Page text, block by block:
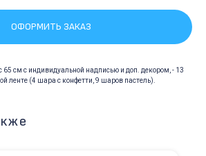
ОФОРМИТЬ ЗАКАЗ
65 см с индивидуальной надписью и доп. декором, - 13
ленте (4 шара с конфетти, 9 шаров пастель).